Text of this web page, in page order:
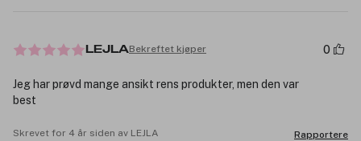
LEJLABekreftet kjøper 0
Jeg har prøvd mange ansikt rens produkter, men den var
best
Skrevet for 4 år siden av LEJLA Rapportere